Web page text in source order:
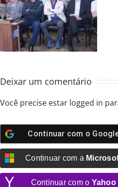
Convenção Global
2025 colheita e
avivamento
Deixar um comentário
Você precise estar logged in
Continuar com o
Continuar com a
Continuar com o Yahoo